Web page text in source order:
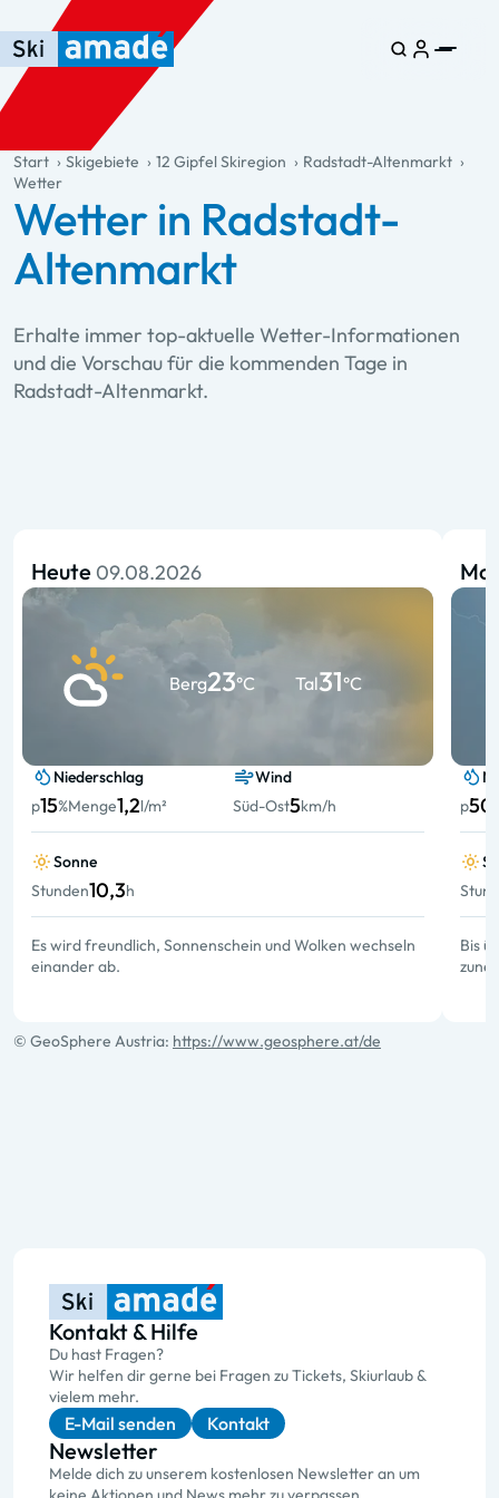
Zum Haupt-Inhalt springen
Springe zur Tabelle
Zur Haupt-Navigation springen
general.table-of-content
Start Skigebiete 12 Gipfel Skiregion
Radstadt-Altenmarkt
Wetter
Wetter in Radstadt-
Altenmarkt
Erhalte immer top-aktuelle Wetter-Informationen
und die Vorschau für die kommenden Tage in
Radstadt-Altenmarkt.
Heute 09.08.2026
Berg23°C Tal31°C
Niederschlag
p15%Menge1,2l/m²
Wind
Süd-Ost5km/h
Sonne
Stunden10,3h
Es wird freundlich, Sonnenschein und Wolken wechseln
einander ab.
p50
Bis
© GeoSphere Austria: https://www.geosphere.at/de
Kontakt & Hilfe
Du hast Fragen?
Wir helfen dir gerne bei Fragen zu Tickets, Skiurlaub &
vielem mehr.
E-Mail senden Kontakt
Newsletter
Melde dich zu unserem kostenlosen Newsletter an um